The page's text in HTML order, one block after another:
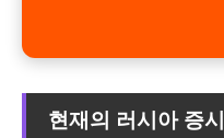
현재의 러시아 증시